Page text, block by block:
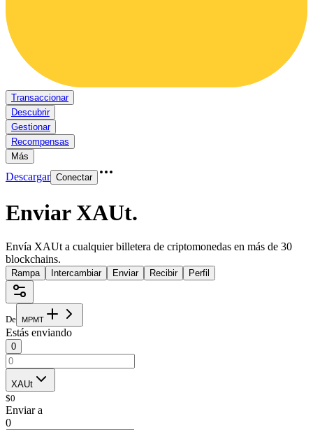
Transaccionar
Descubrir
Gestionar
Recompensas
Más
Descargar Conectar
Enviar XAUt.
Envía XAUt a cualquier billetera de criptomonedas en más de 30
blockchains.
Rampa Intercambiar Enviar Recibir Perfil
De MPMT
Estás enviando
0
XAUt
$0
Enviar a
0